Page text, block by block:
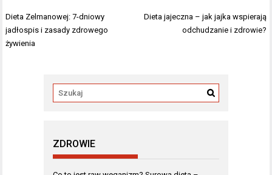
Nawigacja
wpisu
Dieta Zelmanowej: 7-dniowy
jadłospis i zasady zdrowego
żywienia
Dieta jajeczna – jak jajka wspierają
odchudzanie i zdrowie?
ZDROWIE